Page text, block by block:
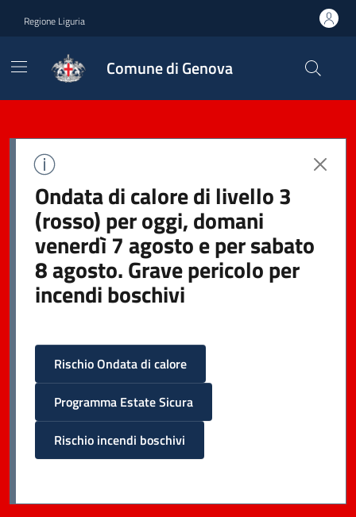
Regione Liguria
Comune di Genova
Ondata di calore di livello 3
(rosso) per oggi, domani
venerdì 7 agosto e per sabato
8 agosto. Grave pericolo per
incendi boschivi
Rischio Ondata di calore
Programma Estate Sicura
Rischio incendi boschivi